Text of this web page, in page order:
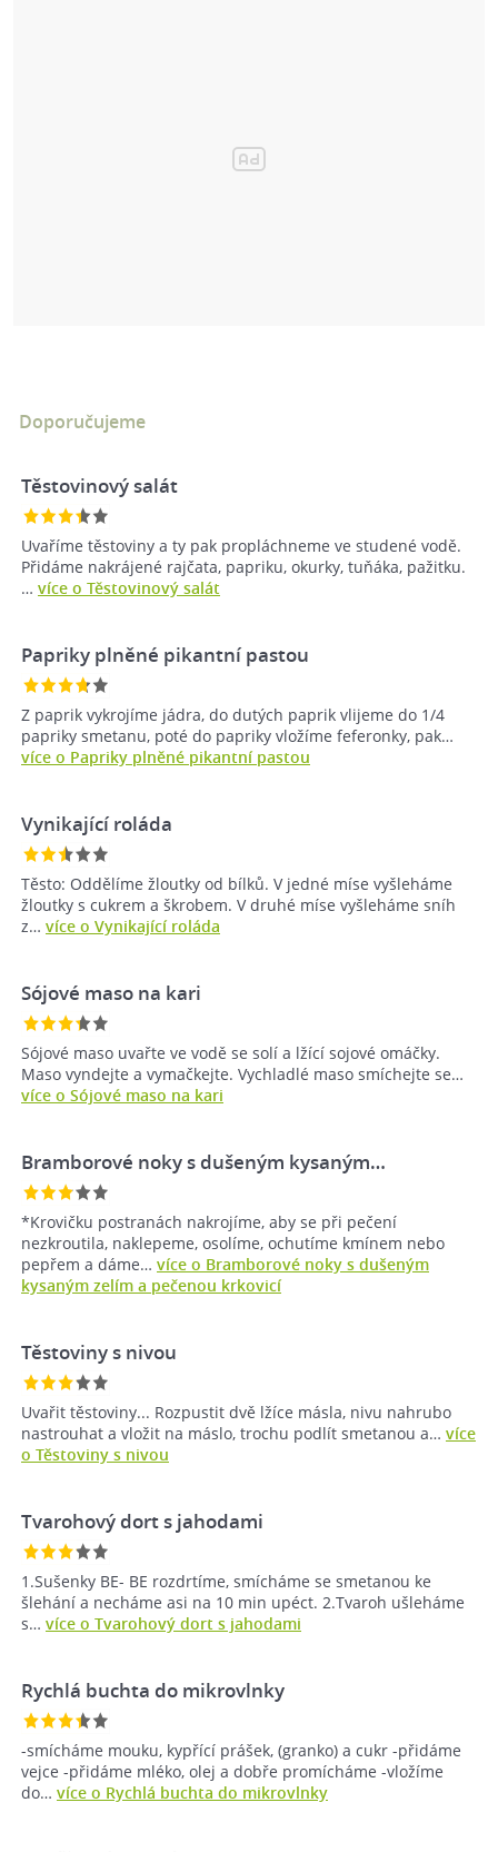
Doporučujeme
Těstovinový salát
Uvaříme těstoviny a ty pak propláchneme ve studené vodě.
Přidáme nakrájené rajčata, papriku, okurky, tuňáka, pažitku.
… více o Těstovinový salát
Papriky plněné pikantní pastou
Z paprik vykrojíme jádra, do dutých paprik vlijeme do 1/4
papriky smetanu, poté do papriky vložíme feferonky, pak…
více o Papriky plněné pikantní pastou
Vynikající roláda
Těsto: Oddělíme žloutky od bílků. V jedné míse vyšleháme
žloutky s cukrem a škrobem. V druhé míse vyšleháme sníh
z… více o Vynikající roláda
Sójové maso na kari
Sójové maso uvařte ve vodě se solí a lžící sojové omáčky.
Maso vyndejte a vymačkejte. Vychladlé maso smíchejte se…
více o Sójové maso na kari
Bramborové noky s dušeným kysaným…
*Krovičku postranách nakrojíme, aby se při pečení
nezkroutila, naklepeme, osolíme, ochutíme kmínem nebo
pepřem a dáme… více o Bramborové noky s dušeným
kysaným zelím a pečenou krkovicí
Těstoviny s nivou
Uvařit těstoviny... Rozpustit dvě lžíce másla, nivu nahrubo
nastrouhat a vložit na máslo, trochu podlít smetanou a… více
o Těstoviny s nivou
Tvarohový dort s jahodami
1.Sušenky BE- BE rozdrtíme, smícháme se smetanou ke
šlehání a necháme asi na 10 min upéct. 2.Tvaroh ušleháme
s… více o Tvarohový dort s jahodami
Rychlá buchta do mikrovlnky
-smícháme mouku, kypřící prášek, (granko) a cukr -přidáme
vejce -přidáme mléko, olej a dobře promícháme -vložíme
do… více o Rychlá buchta do mikrovlnky